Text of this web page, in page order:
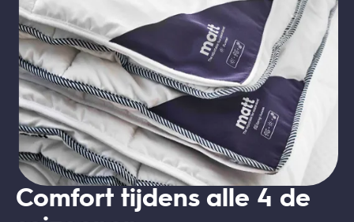
Comfort tijdens alle 4 de